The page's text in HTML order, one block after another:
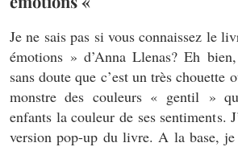
Je ne sais pas si vous connaissez le
émotions » d’Anna Llenas? Eh
sans doute que c’est un très chouette
monstre des couleurs « gentil »
enfants la couleur de ses sentiments.
version pop-up du livre. A la base, je